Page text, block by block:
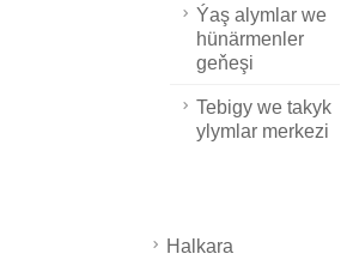
Ýaş alymlar we
hünärmenler
geňeşi
Tebigy we takyk
ylymlar merkezi
Halkara